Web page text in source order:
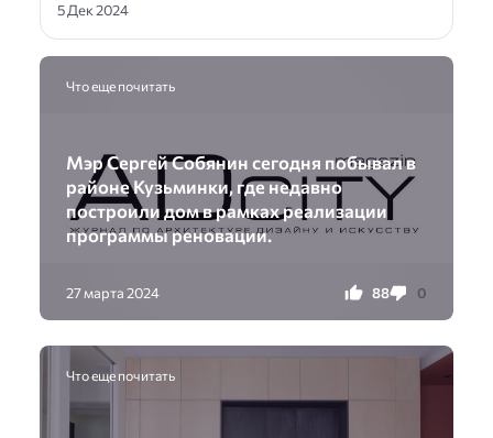
5 Дек 2024
Что еще почитать
Мэр Сергей Собянин сегодня побывал в
районе Кузьминки, где недавно
построили дом в рамках реализации
программы реновации.
27 марта 2024 88 0
Что еще почитать